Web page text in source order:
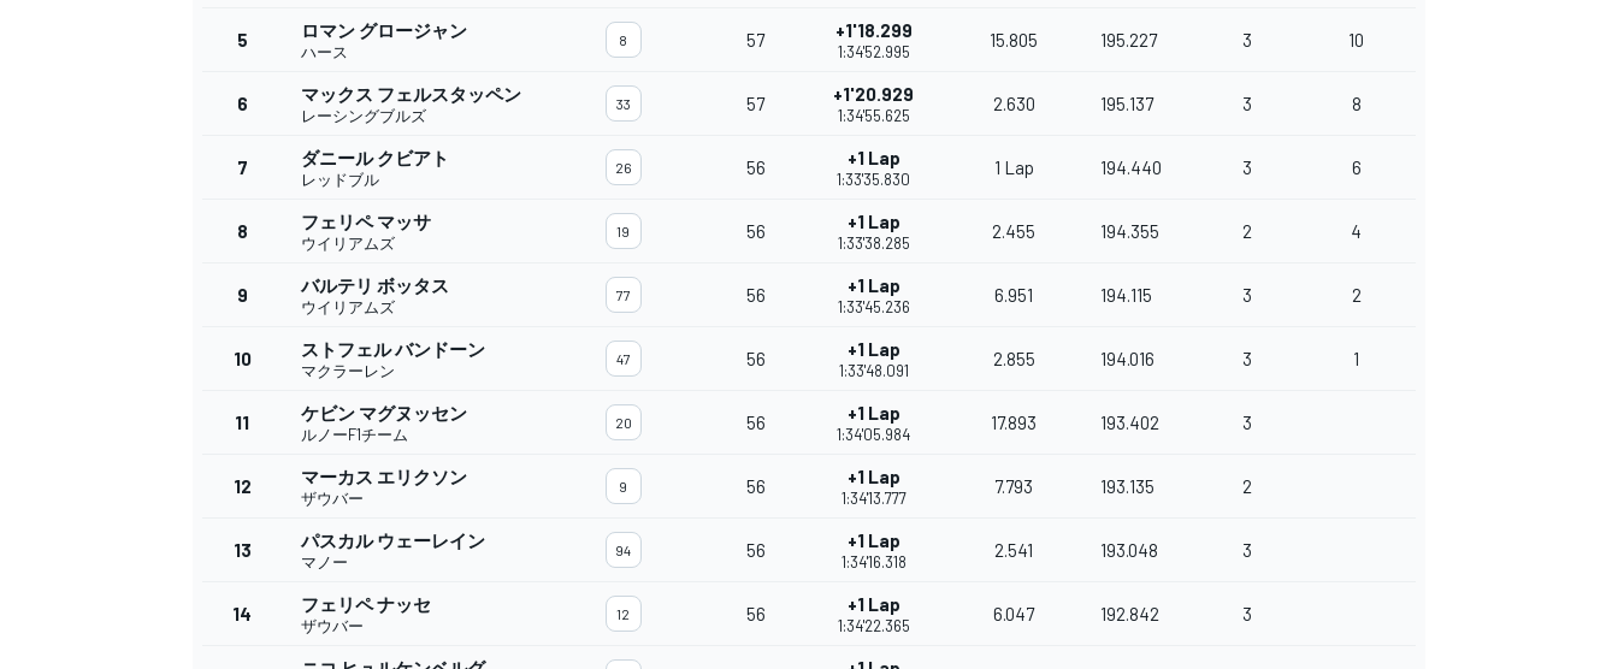
フォーミュラE
5 ロマン グロージャン
ハース
8 57 +1'18.299
1:34'52.995
15.805 195.227 3 10
6 マックス フェルスタッペン
レーシングブルズ
33 57 +1'20.929
1:34'55.625
2.630 195.137 3 8
7 ダニール クビアト
レッドブル
26 56 +1 Lap
1:33'35.830
1 Lap 194.440 3 6
8 フェリペ マッサ
ウイリアムズ
19 56 +1 Lap
1:33'38.285
2.455 194.355 2 4
9 バルテリ ボッタス
ウイリアムズ
77 56 +1 Lap
1:33'45.236
6.951 194.115 3 2
10 ストフェル バンドーン
マクラーレン
47 56 +1 Lap
1:33'48.091
2.855 194.016 3 1
11 ケビン マグヌッセン
ルノーF1チーム
20 56 +1 Lap
1:34'05.984
17.893 193.402 3
12 マーカス エリクソン
ザウバー
9 56 +1 Lap
1:34'13.777
7.793 193.135 2
13 パスカル ウェーレイン
マノー
94 56 +1 Lap
1:34'16.318
2.541 193.048 3
14 フェリペ ナッセ
ザウバー
12 56 +1 Lap
1:34'22.365
6.047 192.842 3